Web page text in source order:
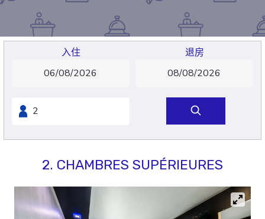
入住 退房
2. CHAMBRES SUPÉRIEURES